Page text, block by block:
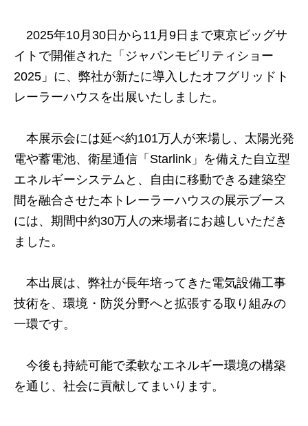
2025年10月30日から11月9日まで東京ビッグサ
イトで開催された「ジャパンモビリティショー
2025」に、弊社が新たに導入したオフグリッドト
レーラーハウスを出展いたしました。
本展示会には延べ約101万人が来場し、太陽光発
電や蓄電池、衛星通信「Starlink」を備えた自立型
エネルギーシステムと、自由に移動できる建築空
間を融合させた本トレーラーハウスの展示ブース
には、期間中約30万人の来場者にお越しいただき
ました。
本出展は、弊社が長年培ってきた電気設備工事
技術を、環境・防災分野へと拡張する取り組みの
一環です。
今後も持続可能で柔軟なエネルギー環境の構築
を通じ、社会に貢献してまいります。